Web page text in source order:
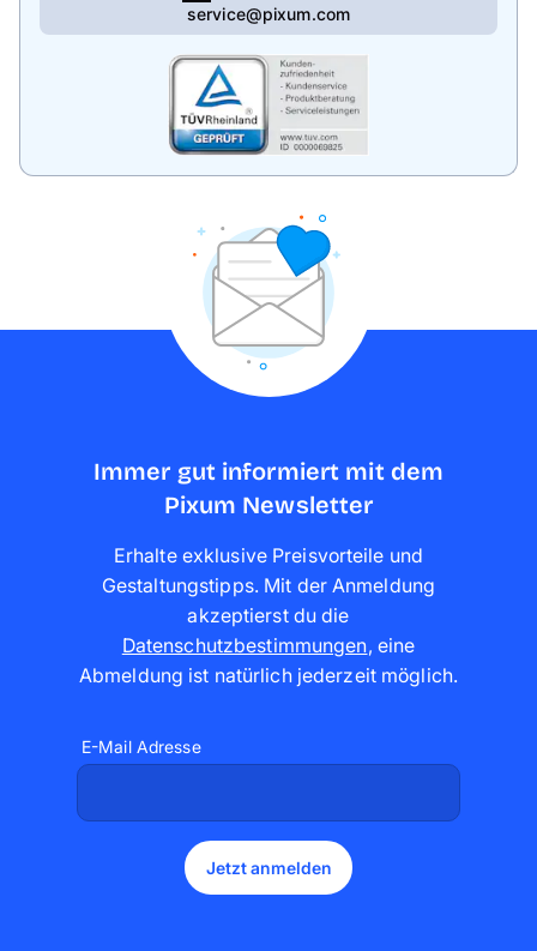
service@pixum.com
Immer gut informiert mit dem
Pixum Newsletter
Erhalte exklusive Preisvorteile und
Gestaltungstipps. Mit der Anmeldung
akzeptierst du die
Datenschutzbestimmungen, eine
Abmeldung ist natürlich jederzeit möglich.
E-Mail Adresse
Jetzt anmelden